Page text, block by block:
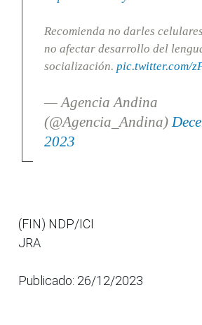
Recomienda no darles
no afectar desarrollo del
socialización. pic.twitter.com/
— Agencia Andina
(@Agencia_Andina)
2023
(FIN) NDP/ICI
JRA
Publicado: 26/12/2023